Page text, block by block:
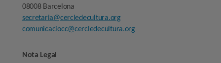
08008 Barcelona
secretaria@cercledecultura.org
comunicaciocc@cercledecultura.org
Nota Legal